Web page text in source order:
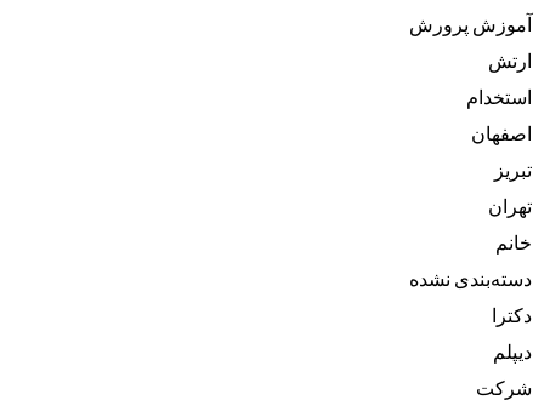
آموزش پرورش
ارتش
استخدام
اصفهان
تبریز
تهران
خانم
دسته‌بندی نشده
دکترا
دیپلم
شرکت